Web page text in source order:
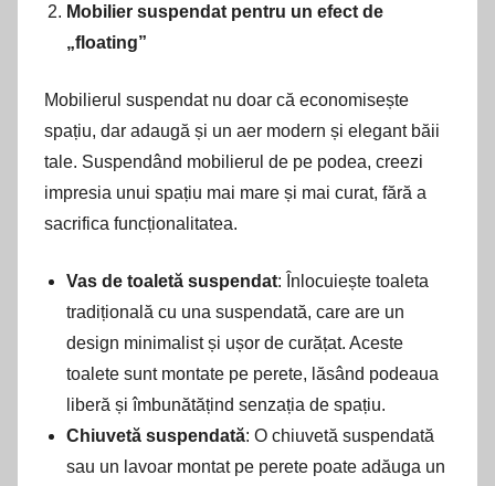
Mobilier suspendat pentru un efect de
„floating”
Mobilierul suspendat nu doar că economisește
spațiu, dar adaugă și un aer modern și elegant băii
tale. Suspendând mobilierul de pe podea, creezi
impresia unui spațiu mai mare și mai curat, fără a
sacrifica funcționalitatea.
Vas de toaletă suspendat: Înlocuiește toaleta
tradițională cu una suspendată, care are un
design minimalist și ușor de curățat. Aceste
toalete sunt montate pe perete, lăsând podeaua
liberă și îmbunătățind senzația de spațiu.
Chiuvetă suspendată: O chiuvetă suspendată
sau un lavoar montat pe perete poate adăuga un